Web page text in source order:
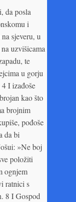
da posla
i
sjeveru, u
uzvišicama
te
u gorju
I izađoše
kao što
brojnim
pođoše
da bi
»Ne boj
položiti
ognjem
ratnici s
8 I Gospod